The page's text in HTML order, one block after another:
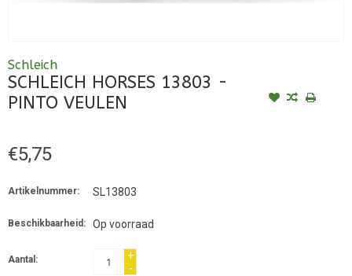
Schleich
SCHLEICH HORSES 13803 -
PINTO VEULEN
€5,75
Artikelnummer: SL13803
Beschikbaarheid: Op voorraad
Aantal:
+
-